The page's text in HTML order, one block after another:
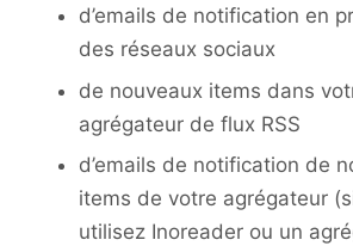
d’emails de notification en
des réseaux sociaux
de nouveaux items dans
agrégateur de flux RSS
d’emails de notification de
items de votre agrégateur
utilisez Inoreader ou un